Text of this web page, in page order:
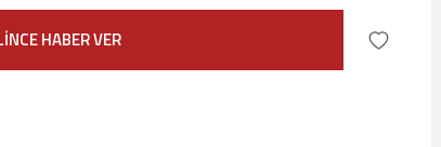
HABER VER